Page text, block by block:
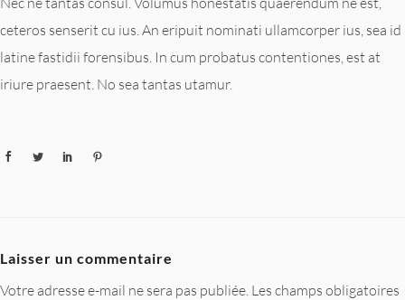
ceteros senserit cu ius. An eripuit nominati ullamcorper ius, sea id
latine fastidii forensibus. In cum probatus contentiones, est at
iriure praesent. No sea tantas utamur.
Laisser un commentaire
Votre adresse e-mail ne sera pas publiée. Les champs obligatoires